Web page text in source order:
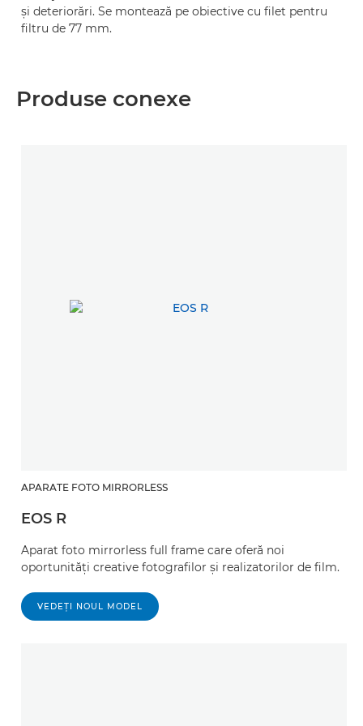
şi deteriorări. Se montează pe obiective cu filet pentru
filtru de 77 mm.
Produse conexe
APARATE FOTO MIRRORLESS
EOS R
Aparat foto mirrorless full frame care oferă noi
oportunităţi creative fotografilor şi realizatorilor de film.
VEDEŢI NOUL MODEL